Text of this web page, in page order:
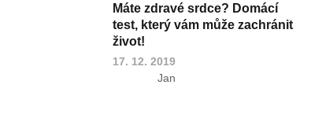
Máte zdravé srdce? Domácí
test, který vám může zachránit
život!
17. 12. 2019
Jan